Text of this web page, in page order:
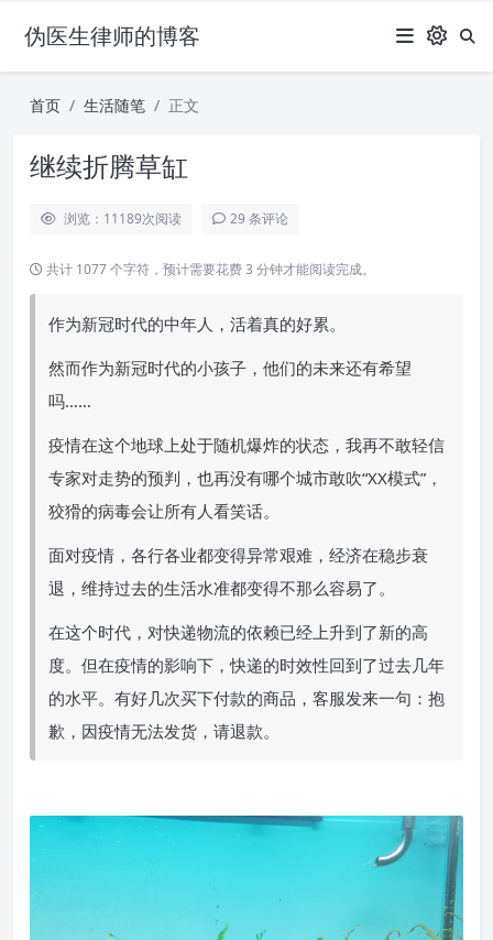
伪医生律师的博客
首页 生活随笔 正文
继续折腾草缸
浏览：11189次阅读 29 条评论
共计 1077 个字符，预计需要花费 3 分钟才能阅读完成。
作为新冠时代的中年人，活着真的好累。
然而作为新冠时代的小孩子，他们的未来还有希望
吗……
疫情在这个地球上处于随机爆炸的状态，我再不敢轻信
专家对走势的预判，也再没有哪个城市敢吹“XX模式”，
狡猾的病毒会让所有人看笑话。
面对疫情，各行各业都变得异常艰难，经济在稳步衰
退，维持过去的生活水准都变得不那么容易了。
在这个时代，对快递物流的依赖已经上升到了新的高
度。但在疫情的影响下，快递的时效性回到了过去几年
的水平。有好几次买下付款的商品，客服发来一句：抱
歉，因疫情无法发货，请退款。